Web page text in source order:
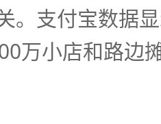
。支付宝数据
万小店和路边